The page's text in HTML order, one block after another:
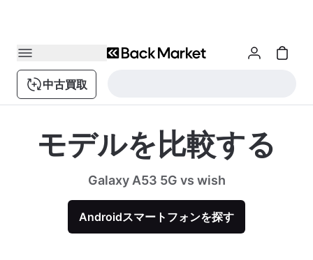
中古買取
モデルを比較する
Galaxy A53 5G vs wish
Androidスマートフォンを探す